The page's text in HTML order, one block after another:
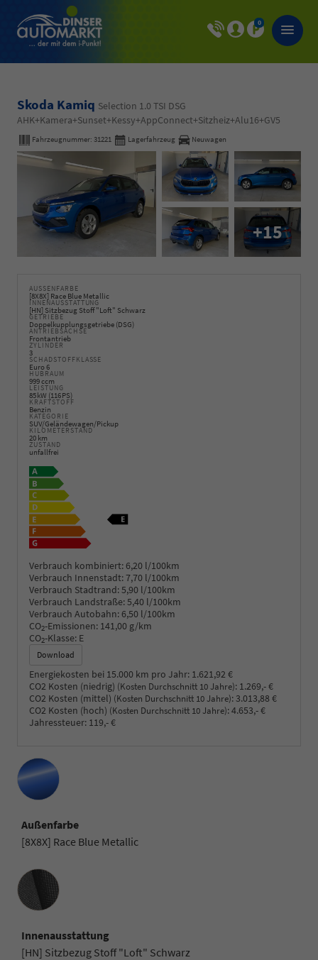
0
Skoda Kamiq Selection 1.0 TSI DSG
AHK+Kamera+Sunset+Kessy+AppConnect+Sitzheiz+Alu16+GV5
Fahrzeugnummer: 31221 Lagerfahrzeug Neuwagen
+15
AUSSENFARBE
[8X8X] Race Blue Metallic
INNENAUSSTATTUNG
[HN] Sitzbezug Stoff "Loft" Schwarz
GETRIEBE
Doppelkupplungsgetriebe (DSG)
ANTRIEBSACHSE
Frontantrieb
ZYLINDER
3
SCHADSTOFFKLASSE
Euro 6
HUBRAUM
999 ccm
LEISTUNG
85 kW (116 PS)
KRAFTSTOFF
Benzin
KATEGORIE
SUV/Geländewagen/Pickup
KILOMETERSTAND
20 km
ZUSTAND
unfallfrei
Verbrauch kombiniert: 6,20 l/100km
Verbrauch Innenstadt:7,70 l/100km
Verbrauch Stadtrand:5,90 l/100km
Verbrauch Landstraße:5,40 l/100km
Verbrauch Autobahn: 6,50 l/100km
CO2-Emissionen: 141,00 g/km
CO2-Klasse: E
Download
Energiekosten bei 15.000 km pro Jahr: 1.621,92 €
CO2 Kosten (niedrig) (Kosten Durchschnitt 10 Jahre): 1.269,- €
CO2 Kosten (mittel) (Kosten Durchschnitt 10 Jahre):3.013,88 €
CO2 Kosten (hoch) (Kosten Durchschnitt 10 Jahre):4.653,- €
Jahressteuer: 119,- €
Außenfarbe
[8X8X] Race Blue Metallic
Innenausstattung
Innenausstattung
[HN] Sitzbezug Stoff "Loft" Schwarz